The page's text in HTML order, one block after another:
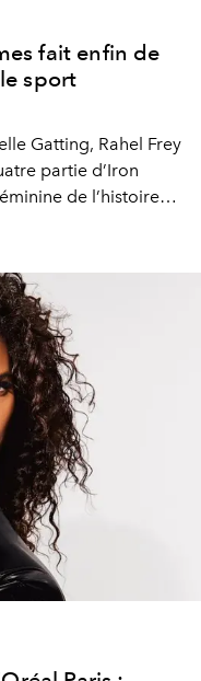
fait enfin de
sport
Gatting, Rahel Frey
partie d’Iron
de l’histoire
mode, depuis un de
circuit de Spa